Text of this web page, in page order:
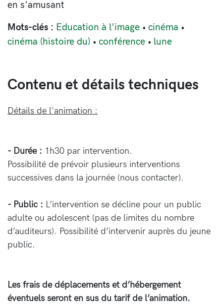
en s'amusant
Mots-clés : Education à l'image
cinéma
cinéma (histoire du)
conférence lune
Contenu et détails techniques
Détails de l'animation :
- Durée : 1h30 par intervention.
Possibilité de prévoir plusieurs interventions
successives dans la journée (nous contacter).
- Public : L’intervention se décline pour un public
adulte ou adolescent (pas de limites du nombre
d’auditeurs). Possibilité d’intervenir auprès du jeune
public.
Les frais de déplacements et d’hébergement
éventuels seront en sus du tarif de l’animation.